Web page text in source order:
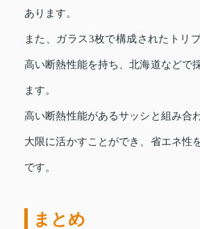
あります。
また、ガラス3枚で構成されたトリ
高い断熱性能を持ち、北海道などで
ます。
高い断熱性能があるサッシと組み合
大限に活かすことができ、省エネ性
です。
まとめ